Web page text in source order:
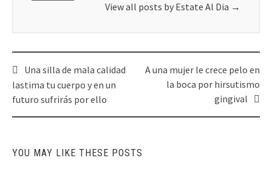
View all posts by Estate Al Dia →
Post
navigation
Una silla de mala calidad
lastima tu cuerpo y en un
futuro sufrirás por ello
A una mujer le crece pelo en
la boca por hirsutismo
gingival
YOU MAY LIKE THESE POSTS